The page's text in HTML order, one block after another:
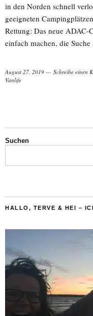
in den Norden schnell
geeigneten
Rettung: Das neue ADAC-
einfach machen, die
August 27, 2019
Schreibe einen
Vanlife
Suchen
HALLO, TERVE & HEI –